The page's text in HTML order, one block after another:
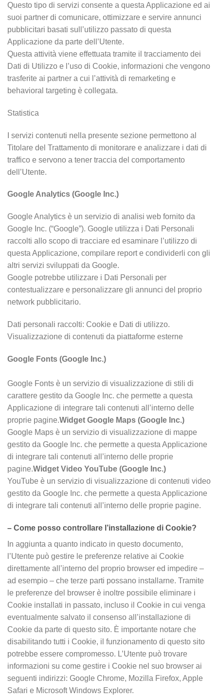
Questo tipo di servizi consente a questa Applicazione ed ai
suoi partner di comunicare, ottimizzare e servire annunci
pubblicitari basati sull’utilizzo passato di questa
Applicazione da parte dell’Utente.
Questa attività viene effettuata tramite il tracciamento dei
Dati di Utilizzo e l’uso di Cookie, informazioni che vengono
trasferite ai partner a cui l’attività di remarketing e
behavioral targeting è collegata.
Statistica
I servizi contenuti nella presente sezione permettono al
Titolare del Trattamento di monitorare e analizzare i dati di
traffico e servono a tener traccia del comportamento
dell’Utente.
Google Analytics (Google Inc.)
Google Analytics è un servizio di analisi web fornito da
Google Inc. (“Google”). Google utilizza i Dati Personali
raccolti allo scopo di tracciare ed esaminare l’utilizzo di
questa Applicazione, compilare report e condividerli con gli
altri servizi sviluppati da Google.
Google potrebbe utilizzare i Dati Personali per
contestualizzare e personalizzare gli annunci del proprio
network pubblicitario.
Dati personali raccolti: Cookie e Dati di utilizzo.
Visualizzazione di contenuti da piattaforme esterne
Google Fonts (Google Inc.)
Google Fonts è un servizio di visualizzazione di stili di
carattere gestito da Google Inc. che permette a questa
Applicazione di integrare tali contenuti all’interno delle
proprie pagine.Widget Google Maps (Google Inc.)
Google Maps è un servizio di visualizzazione di mappe
gestito da Google Inc. che permette a questa Applicazione
di integrare tali contenuti all’interno delle proprie
pagine.Widget Video YouTube (Google Inc.)
YouTube è un servizio di visualizzazione di contenuti video
gestito da Google Inc. che permette a questa Applicazione
di integrare tali contenuti all’interno delle proprie pagine.
– Come posso controllare l’installazione di Cookie?
In aggiunta a quanto indicato in questo documento,
l’Utente può gestire le preferenze relative ai Cookie
direttamente all’interno del proprio browser ed impedire –
ad esempio – che terze parti possano installarne. Tramite
le preferenze del browser è inoltre possibile eliminare i
Cookie installati in passato, incluso il Cookie in cui venga
eventualmente salvato il consenso all’installazione di
Cookie da parte di questo sito. È importante notare che
disabilitando tutti i Cookie, il funzionamento di questo sito
potrebbe essere compromesso. L’Utente può trovare
informazioni su come gestire i Cookie nel suo browser ai
seguenti indirizzi: Google Chrome, Mozilla Firefox, Apple
Safari e Microsoft Windows Explorer.